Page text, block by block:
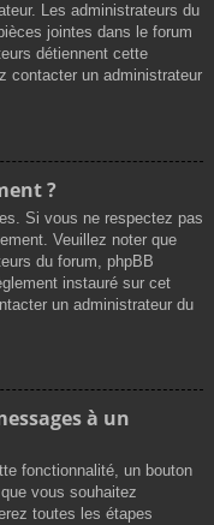
Les administrateurs du
jointes dans le forum
détiennent cette
contacter un administrateur
?
Si vous ne respectez pas
Veuillez noter que
du forum, phpBB
instauré sur cet
un administrateur du
à un
fonctionnalité, un bouton
vous souhaitez
toutes les étapes